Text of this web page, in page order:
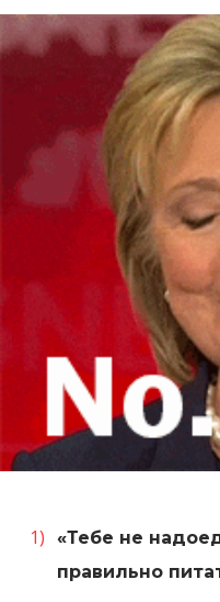
«Тебе не
правильно